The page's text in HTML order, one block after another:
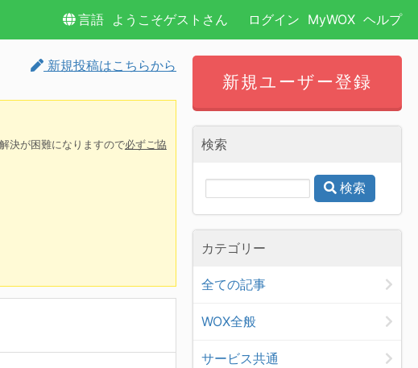
言語 ようこそゲストさん ログイン MyWOX ヘルプ
新規投稿はこちらから
決が困難になりますので必ずご協
新規ユーザー登録
検索
検索
カテゴリー
全ての記事
WOX全般
サービス共通